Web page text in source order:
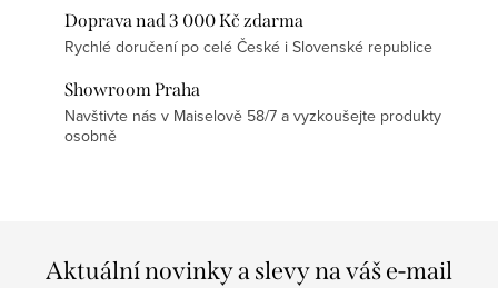
Doprava nad 3 000 Kč zdarma
Rychlé doručení po celé České i Slovenské republice
Showroom Praha
Navštivte nás v Maiselově 58/7 a vyzkoušejte produkty
osobně
Aktuální novinky a slevy na váš e-mail